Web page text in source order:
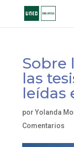
Sobre
las
leídas
por Yolanda
Comentarios